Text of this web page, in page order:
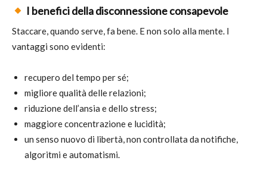
I benefici della disconnessione consapevole
Staccare, quando serve, fa bene. E non solo alla mente. I
vantaggi sono evidenti:
recupero del tempo per sé;
migliore qualità delle relazioni;
riduzione dell’ansia e dello stress;
maggiore concentrazione e lucidità;
un senso nuovo di libertà, non controllata da notifiche,
algoritmi e automatismi.